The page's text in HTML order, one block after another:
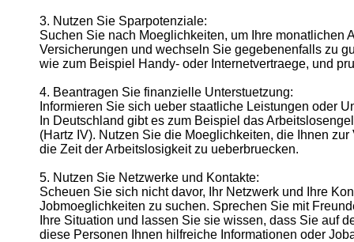
for Us
3. Nutzen Sie Sparpotenziale:
Suchen Sie nach Moeglichkeiten, um Ihre
Versicherungen und wechseln Sie gegebenenfalls zu
wie zum Beispiel Handy- oder Internetvertraege, und
4. Beantragen Sie finanzielle Unterstuetzung:
Informieren Sie sich ueber staatliche Leistungen oder
In Deutschland gibt es zum Beispiel das
(Hartz IV). Nutzen Sie die Moeglichkeiten, die Ihnen
die Zeit der Arbeitslosigkeit zu ueberbruecken.
5. Nutzen Sie Netzwerke und Kontakte:
Scheuen Sie sich nicht davor, Ihr Netzwerk und Ihre
Jobmoeglichkeiten zu suchen. Sprechen Sie mit
Ihre Situation und lassen Sie sie wissen, dass Sie auf
diese Personen Ihnen hilfreiche Informationen oder